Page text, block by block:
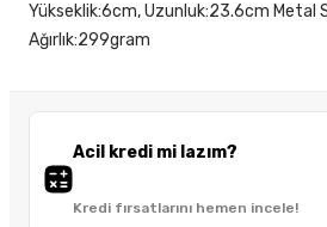
Acil kredi mi lazım?
Kredi fırsatlarını hemen incele!
Yükseklik:6cm, Uzunluk:23.6cm Metal
Ağırlık:299gram